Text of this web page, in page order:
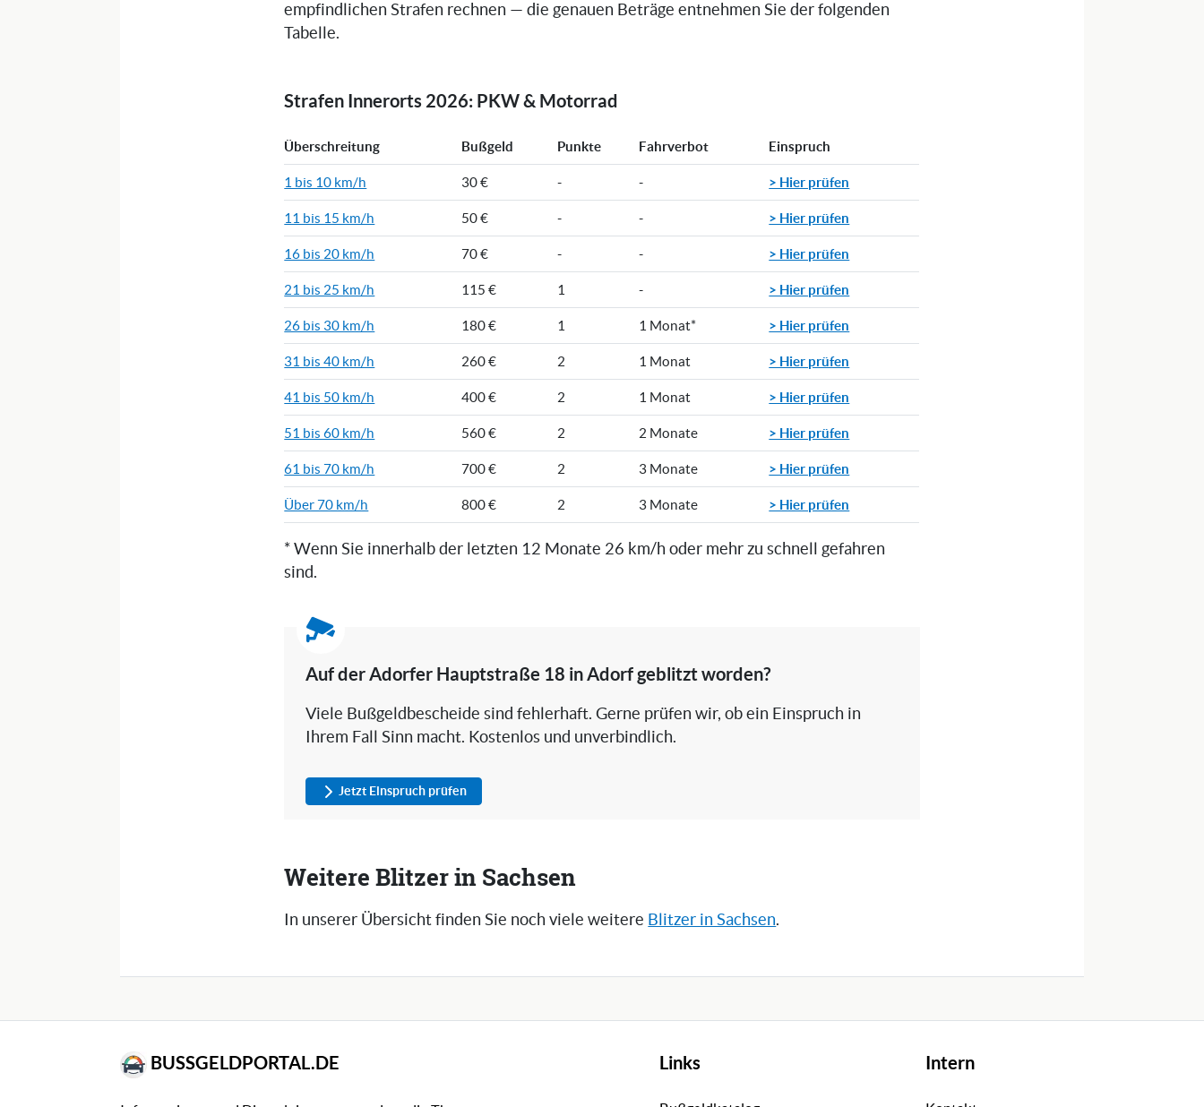
empfindlichen Strafen rechnen — die genauen Beträge entnehmen Sie der folgenden
Tabelle.
Strafen Innerorts 2026: PKW & Motorrad
Überschreitung Bußgeld Punkte Fahrverbot Einspruch
1 bis 10 km/h 30 € - - > Hier prüfen
11 bis 15 km/h 50 € - - > Hier prüfen
16 bis 20 km/h 70 € - - > Hier prüfen
21 bis 25 km/h 115 € 1 - > Hier prüfen
26 bis 30 km/h 180 € 1 1 Monat* > Hier prüfen
31 bis 40 km/h 260 € 2 1 Monat > Hier prüfen
41 bis 50 km/h 400 € 2 1 Monat > Hier prüfen
51 bis 60 km/h 560 € 2 2 Monate > Hier prüfen
61 bis 70 km/h 700 € 2 3 Monate > Hier prüfen
Über 70 km/h 800 € 2 3 Monate > Hier prüfen
* Wenn Sie innerhalb der letzten 12 Monate 26 km/h oder mehr zu schnell gefahren
sind.
Auf der Adorfer Hauptstraße 18 in Adorf geblitzt worden?
Viele Bußgeldbescheide sind fehlerhaft. Gerne prüfen wir, ob ein Einspruch in
Ihrem Fall Sinn macht. Kostenlos und unverbindlich.
Jetzt Einspruch prüfen
Weitere Blitzer in Sachsen
In unserer Übersicht finden Sie noch viele weitere Blitzer in Sachsen.
BUSSGELDPORTAL.DE Links Intern